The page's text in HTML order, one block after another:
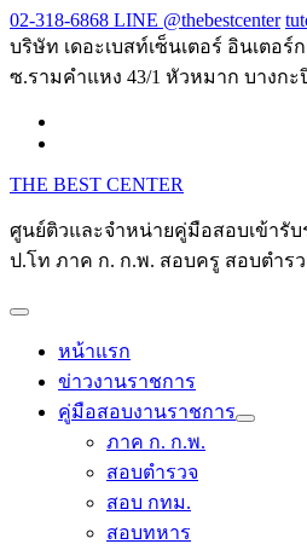
Skip
to
02-318-6868 LINE @thebestcenter
บริษัท เดอะเบสท์เซ็นเตอร์ อินเตอร์
ซ.รามคำแหง 43/1 หัวหมาก บางกะ
THE BEST CENTER
ศูนย์ติวและจำหน่ายคู่มือสอบเข้ารับ
ป.โท ภาค ก. ก.พ. สอบครู สอบตำร
หน้าแรก
ข่าวงานราชการ
คู่มือสอบงานราชการ
ภาค ก. ก.พ.
สอบตำรวจ
สอบ กทม.
สอบทหาร